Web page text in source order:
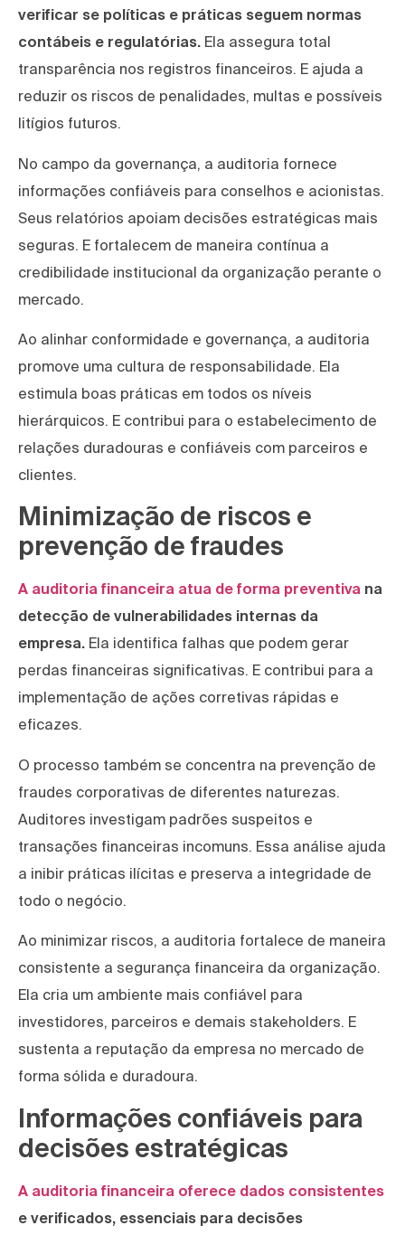
verificar se políticas e práticas seguem normas
contábeis e regulatórias. Ela assegura total
transparência nos registros financeiros. E ajuda a
reduzir os riscos de penalidades, multas e possíveis
litígios futuros.
No campo da governança, a auditoria fornece
informações confiáveis para conselhos e acionistas.
Seus relatórios apoiam decisões estratégicas mais
seguras. E fortalecem de maneira contínua a
credibilidade institucional da organização perante o
mercado.
Ao alinhar conformidade e governança, a auditoria
promove uma cultura de responsabilidade. Ela
estimula boas práticas em todos os níveis
hierárquicos. E contribui para o estabelecimento de
relações duradouras e confiáveis com parceiros e
clientes.
Minimização de riscos e
prevenção de fraudes
A auditoria financeira atua de forma preventiva na
detecção de vulnerabilidades internas da
empresa. Ela identifica falhas que podem gerar
perdas financeiras significativas. E contribui para a
implementação de ações corretivas rápidas e
eficazes.
O processo também se concentra na prevenção de
fraudes corporativas de diferentes naturezas.
Auditores investigam padrões suspeitos e
transações financeiras incomuns. Essa análise ajuda
a inibir práticas ilícitas e preserva a integridade de
todo o negócio.
Ao minimizar riscos, a auditoria fortalece de maneira
consistente a segurança financeira da organização.
Ela cria um ambiente mais confiável para
investidores, parceiros e demais stakeholders. E
sustenta a reputação da empresa no mercado de
forma sólida e duradoura.
Informações confiáveis para
decisões estratégicas
A auditoria financeira oferece dados consistentes
e verificados, essenciais para decisões